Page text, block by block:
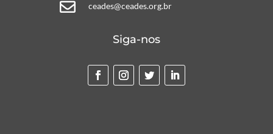
 ceades@ceades.org.br
Siga-nos